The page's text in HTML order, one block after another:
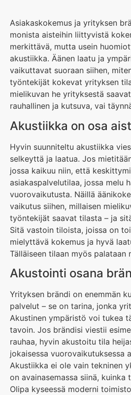
Asiakaskokemus ja yrityksen
monista aisteihin liittyvistä
merkittävä, mutta usein
akustiikka. Äänen laatu ja
vaikuttavat suoraan siihen,
työntekijät kokevat yrityksen
mielikuvan he yrityksestä
rauhallinen ja kutsuva, vai
Akustiikka on osa
Hyvin suunniteltu akustiikka
selkeyttä ja laatua. Jos
jossa kaikuu niin, että
asiakaspalvelutilaa, jossa melu
vuorovaikutusta. Näillä
vaikutus siihen, millaisen
työntekijät saavat tilasta – ja
Sitä vastoin tiloista, joissa on
mielyttävä kokemus ja hyvä
Tälläiseen tilaan myös palataan
Akustointi osana
Yrityksen brändi on enemmän
palvelut – se on tarina, jonka
Akustinen ympäristö voi tukea
tavoin. Jos brändisi viestii
rauhaa, hyvin akustoitu tila
jokaisessa vuorovaikutuksessa
Akustiikka ei ole vain tekninen
on avainasemassa siinä, kuinka
Olipa kyseessä moderni